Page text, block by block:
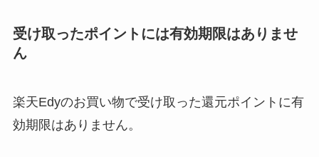
受け取ったポイントには有効期限はありませ
ん
楽天Edyのお買い物で受け取った還元ポイントに有
効期限はありません。